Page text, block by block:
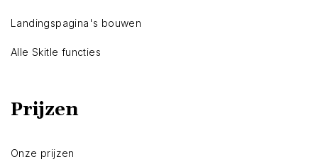
Landingspagina's bouwen
Alle Skitle functies
Prijzen
Onze prijzen